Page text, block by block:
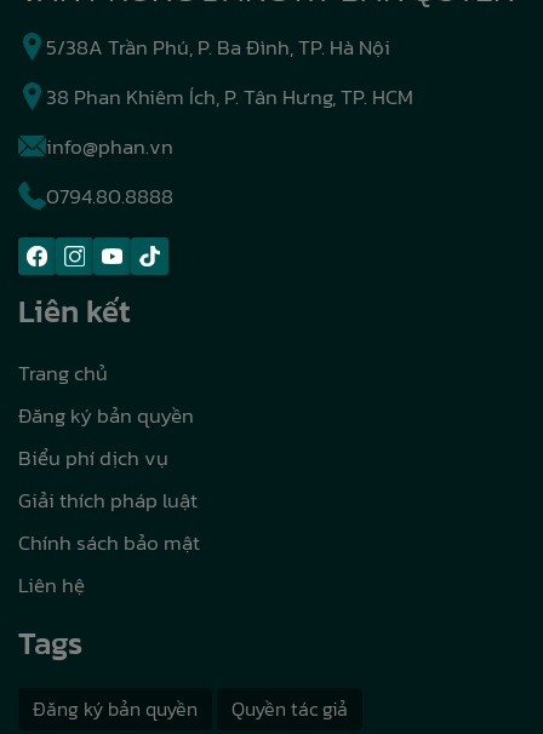
5/38A Trần Phú, P. Ba Đình, TP. Hà Nội
38 Phan Khiêm Ích, P. Tân Hưng, TP. HCM
info@phan.vn
0794.80.8888
Liên kết
Trang chủ
Đăng ký bản quyền
Biểu phí dịch vụ
Giải thích pháp luật
Chính sách bảo mật
Liên hệ
Tags
Đăng ký bản quyền Quyền tác giả